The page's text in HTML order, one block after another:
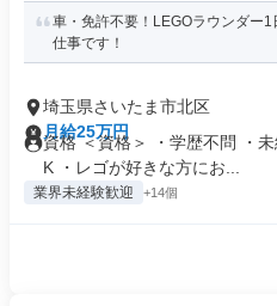
車・免許不要！LEGOラウンダー
仕事です！
埼玉県さいたま市北区
月給25万円
資格 ＜資格＞ ・学歴不問 ・
K ・レゴが好きな方にお...
業界未経験歓迎 +14個